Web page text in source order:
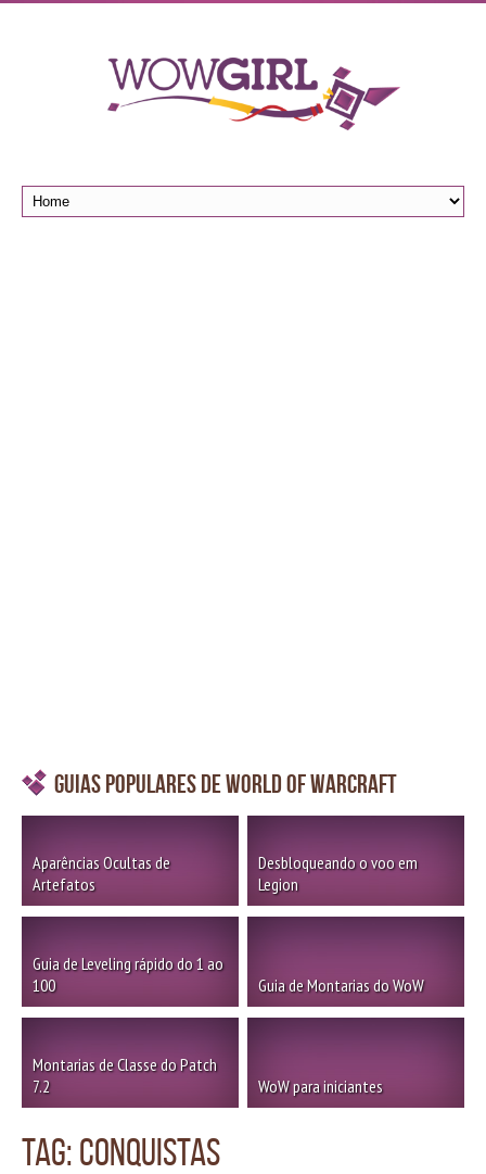
Guias Populares de World of Warcraft
Aparências Ocultas de
Artefatos
Desbloqueando o voo em
Legion
Guia de Leveling rápido do 1 ao
100
Guia de Montarias do WoW
Montarias de Classe do Patch
7.2
WoW para iniciantes
TAG: conquistas